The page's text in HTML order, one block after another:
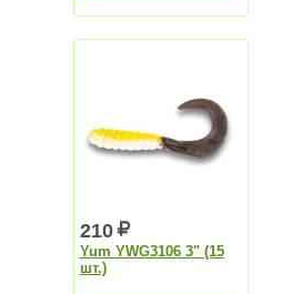
210
Yum YWG3106 3" (15
шт.)